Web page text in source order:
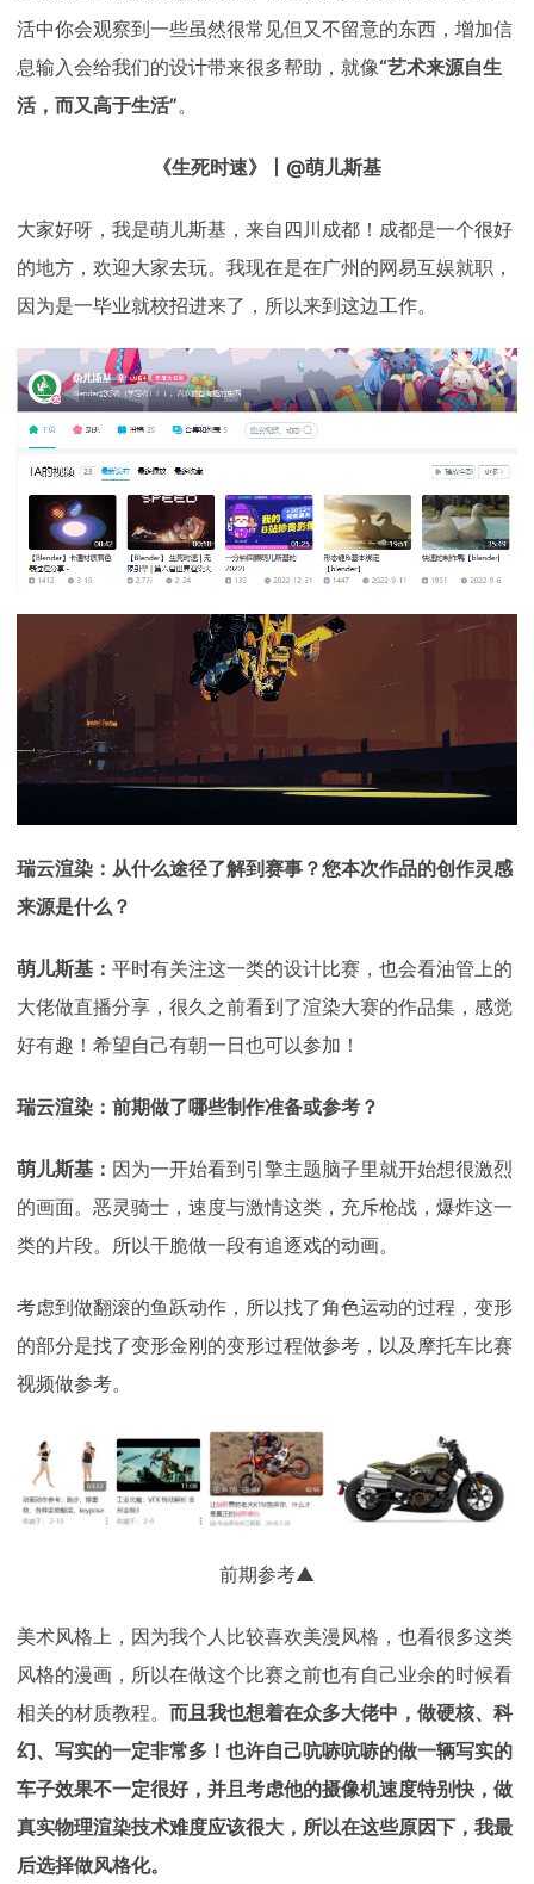
活中你会观察到一些虽然很常见但又不留意的东西，增加信
息输入会给我们的设计带来很多帮助，就像“艺术来源自生
活，而又高于生活”。
《生死时速》丨@萌儿斯基
大家好呀，我是萌儿斯基，来自四川成都！成都是一个很好
的地方，欢迎大家去玩。我现在是在广州的网易互娱就职，
因为是一毕业就校招进来了，所以来到这边工作。
瑞云渲染：从什么途径了解到赛事？您本次作品的创作灵感
来源是什么？
萌儿斯基： 平时有关注这一类的设计比赛，也会看油管上的
大佬做直播分享，很久之前看到了渲染大赛的作品集，感觉
好有趣！希望自己有朝一日也可以参加！
瑞云渲染：前期做了哪些制作准备或参考？
萌儿斯基： 因为一开始看到引擎主题脑子里就开始想很激烈
的画面。恶灵骑士，速度与激情这类，充斥枪战，爆炸这一
类的片段。所以干脆做一段有追逐戏的动画。
考虑到做翻滚的鱼跃动作，所以找了角色运动的过程，变形
的部分是找了变形金刚的变形过程做参考，以及摩托车比赛
视频做参考。
前期参考▲
美术风格上，因为我个人比较喜欢美漫风格，也看很多这类
风格的漫画，所以在做这个比赛之前也有自己业余的时候看
相关的材质教程。 而且我也想着在众多大佬中，做硬核、科
幻、写实的一定非常多！也许自己吭哧吭哧的做一辆写实的
车子效果不一定很好，并且考虑他的摄像机速度特别快，做
真实物理渲染技术难度应该很大，所以在这些原因下，我最
后选择做风格化。